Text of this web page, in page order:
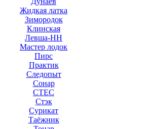
Жидкая латка
Зимородок
Клинская
Левша-НН
Мастер лодок
Пирс
Практик
Следопыт
Сонар
СТЕС
Стэк
Сурикат
Таёжник